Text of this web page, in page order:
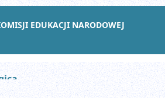
EDUKACJI NARODOWEJ